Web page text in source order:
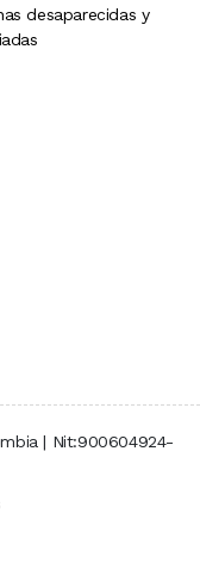
desaparecidas y
| Nit:900604924-